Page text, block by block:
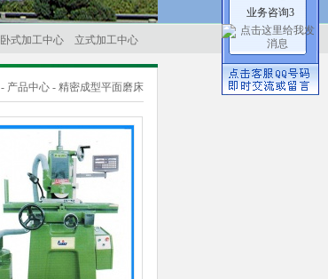
卧式加工中心
立式加工中心
- 产品中心 - 精密成型平面磨床
业务咨询3